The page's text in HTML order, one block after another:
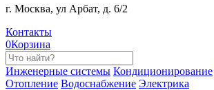
г. Москва, ул Арбат, д. 6/2
Контакты
0Корзина
Инженерные системы Кондиционирование
Отопление Водоснабжение Электрика